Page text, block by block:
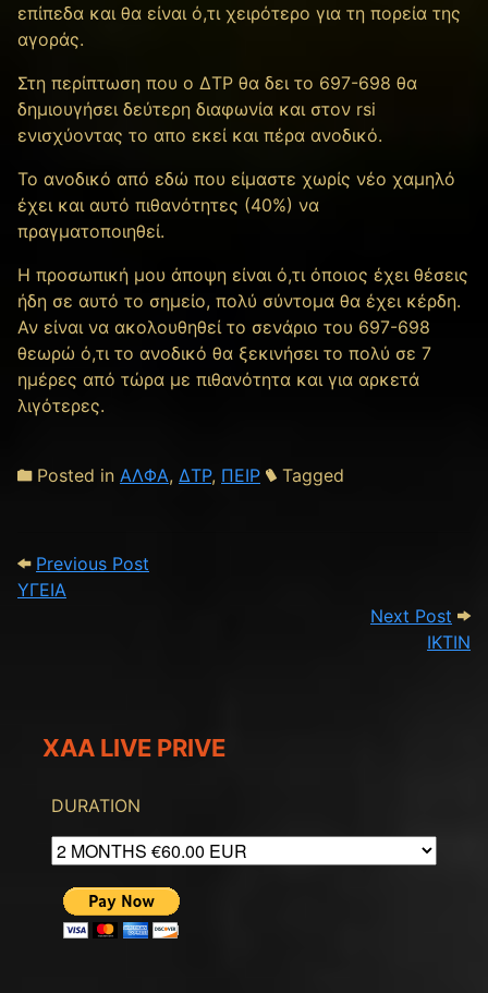
επίπεδα και θα είναι ό,τι χειρότερο για τη πορεία της
αγοράς.
Στη περίπτωση που ο ΔΤΡ θα δει το 697-698 θα
δημιουγήσει δεύτερη διαφωνία και στον rsi
ενισχύοντας το απο εκεί και πέρα ανοδικό.
Το ανοδικό από εδώ που είμαστε χωρίς νέο χαμηλό
έχει και αυτό πιθανότητες (40%) να
πραγματοποιηθεί.
Η προσωπική μου άποψη είναι ό,τι όποιος έχει θέσεις
ήδη σε αυτό το σημείο, πολύ σύντομα θα έχει κέρδη.
Αν είναι να ακολουθηθεί το σενάριο του 697-698
θεωρώ ό,τι το ανοδικό θα ξεκινήσει το πολύ σε 7
ημέρες από τώρα με πιθανότητα και για αρκετά
λιγότερες.
Posted in ΑΛΦΑ, ΔΤΡ, ΠΕΙΡ Tagged
Post navigation
Previous Post
ΥΓΕΙΑ
Next Post
ΙΚΤΙΝ
XAA LIVE PRIVE
DURATION